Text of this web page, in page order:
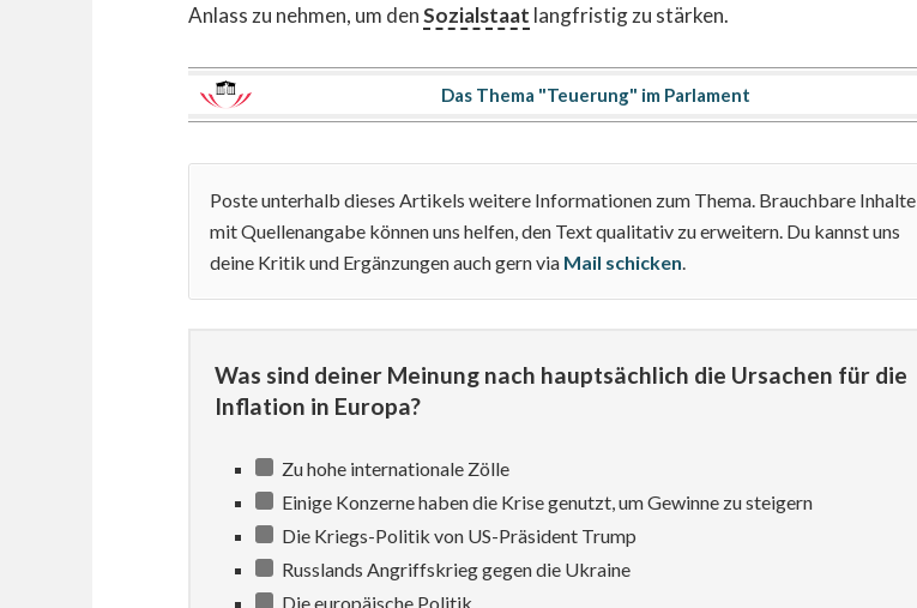
Anlass zu nehmen, um denSozialstaat langfristig zu stärken.
Das Thema "Teuerung" im Parlament
Poste unterhalb dieses Artikels weitere Informationen zum Thema. Brauchbare Inhalte
mit Quellenangabe können uns helfen, den Text qualitativ zu erweitern. Du kannst uns
deine Kritik und Ergänzungen auch gern via Mail schicken.
Was sind deiner Meinung nach hauptsächlich die Ursachen für die
Inflation in Europa?
Zu hohe internationale Zölle
Einige Konzerne haben die Krise genutzt, um Gewinne zu steigern
Die Kriegs-Politik von US-Präsident Trump
Russlands Angriffskrieg gegen die Ukraine
Die europäische Politik